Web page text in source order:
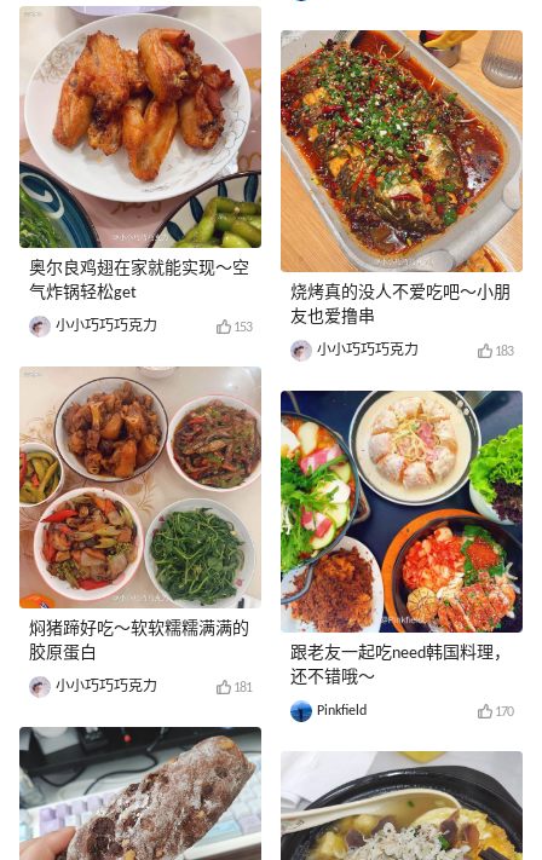
奥尔良鸡翅在家就能实现～空
气炸锅轻松get
小小巧巧巧克力 153
焖猪蹄好吃～软软糯糯满满的
胶原蛋白
小小巧巧巧克力 181
烧烤真的没人不爱吃吧～小朋
友也爱撸串
小小巧巧巧克力 183
跟老友一起吃need韩国料理，
还不错哦～
Pinkfield 170